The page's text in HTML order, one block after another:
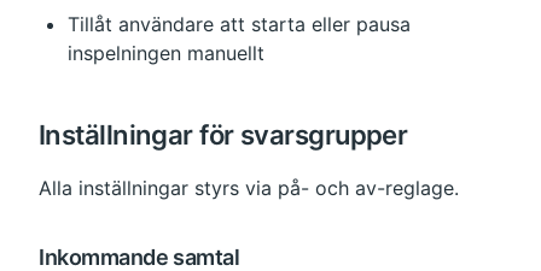
Tillåt användare att starta eller pausa
inspelningen manuellt
Inställningar för svarsgrupper
Alla inställningar styrs via på- och av-reglage.
Inkommande samtal